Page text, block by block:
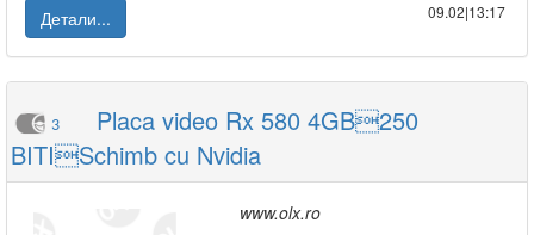
Детали...
09.02|13:17
3
Placa video Rx 580 4GB250
BITISchimb cu Nvidia
www.olx.ro